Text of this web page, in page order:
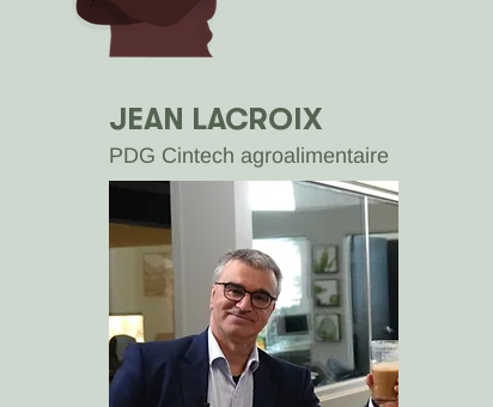
JEAN LACROIX
PDG Cintech agroalimentaire